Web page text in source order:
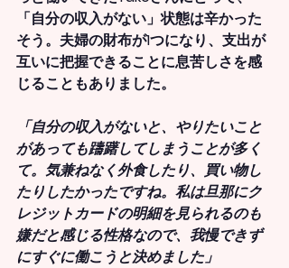
「自分の収入がない」状態は辛かった
そう。夫婦の財布が1つになり、支出が
互いに把握できることに息苦しさを感
じることもありました。
「自分の収入がないと、やりたいこと
があっても躊躇してしまうことが多く
て。気兼ねなく外食したり、買い物し
たりしたかったですね。私は旦那にク
レジットカードの明細を見られるのも
嫌だと感じる性格なので、我慢できず
にすぐに働こうと決めました」